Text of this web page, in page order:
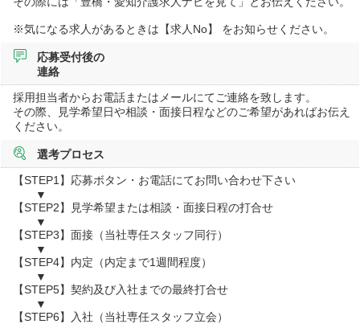
※気になる求人があるときは【求人No】 をお知らせください。
応募受付後の
連絡
採用担当者からお電話またはメールにてご連絡を致します。
その際、見学希望日や相談・面接日程などのご希望があればお伝え
ください。
選考プロセス
【STEP1】応募ボタン・お電話にてお問い合わせ下さい
▼
【STEP2】見学希望または相談・面接日程の打合せ
▼
【STEP3】面接（当社専任スタッフ同行）
▼
【STEP4】内定（内定まで1週間程度）
▼
【STEP5】契約及び入社までの最終打合せ
▼
【STEP6】入社（当社専任スタッフ立会）